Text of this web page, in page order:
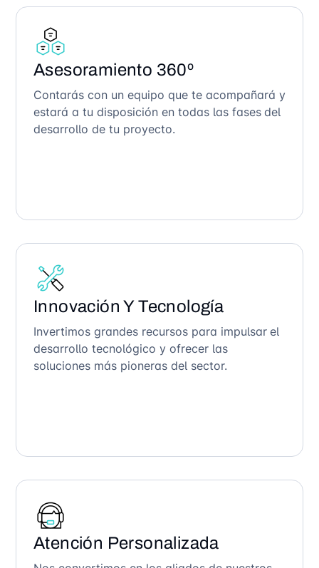
Asesoramiento 360º
Contarás con un equipo que te acompañará y
estará a tu disposición en todas las fases del
desarrollo de tu proyecto.
Innovación Y Tecnología
Invertimos grandes recursos para impulsar el
desarrollo tecnológico y ofrecer las
soluciones más pioneras del sector.
Atención Personalizada